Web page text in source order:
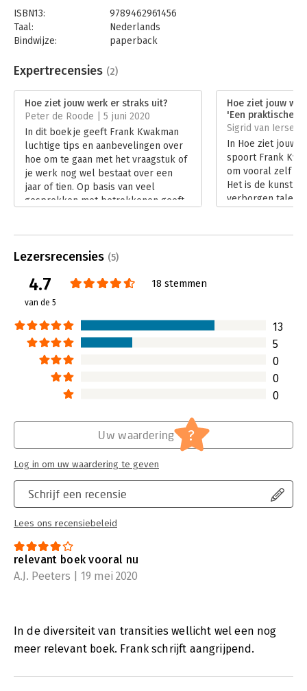
ISBN13:
9789462961456
Taal:
Nederlands
Bindwijze:
paperback
Uitgever:
AnderZ
Verschijningsdatum:
10-2-2020
Hoofdrubriek: Werk en loopbaan
Expertrecensies (2)
Hoe ziet jouw werk er straks uit?
Peter de Roode | 5 juni 2020
In dit boekje geeft Frank Kwakman
luchtige tips en aanbevelingen over
hoe om te gaan met het vraagstuk of
je werk nog wel bestaat over een
jaar of tien. Op basis van veel
gesprekken met betrokkenen geeft
zelfs wat gedateerd, maar wel het
Lees verder
Hoe ziet jouw
'Een praktische
Sigrid van Iersel |
In Hoe ziet jouw
spoort Frank
om vooral zelf
Het is de kunst
verborgen
Lezersrecensies (5)
4.7
van de 5
18 stemmen
13
5
0
0
0
Schrijf een recensie
Lees ons recensiebeleid
Uw waardering ?
Log in om uw waardering te geven
relevant boek vooral nu
A.J. Peeters | 19 mei 2020
In de diversiteit van transities wellicht wel een nog
meer relevant boek. Frank schrijft aangrijpend.